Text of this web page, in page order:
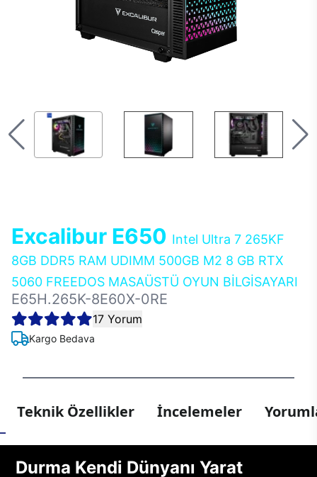
Excalibur E650 Intel Ultra 7 265KF
8GB DDR5 RAM UDIMM 500GB M2 8 GB RTX
5060 FREEDOS MASAÜSTÜ OYUN BİLGİSAYARI
E65H.265K-8E60X-0RE
17 Yorum
Kargo Bedava
Teknik Özellikler İncelemeler
Durma Kendi Dünyanı Yarat